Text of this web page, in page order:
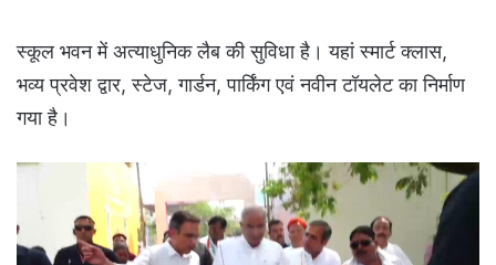
स्कूल भवन में अत्याधुनिक लैब की सुविधा है। यहां स्मार्ट क्लास,
भव्य प्रवेश द्वार, स्टेज, गार्डन, पार्किंग एवं नवीन टॉयलेट का निर्माण
गया है।